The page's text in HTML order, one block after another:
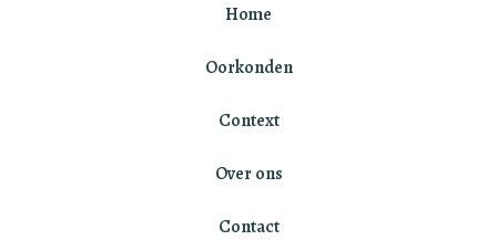
Home
Oorkonden
Context
Over ons
Contact